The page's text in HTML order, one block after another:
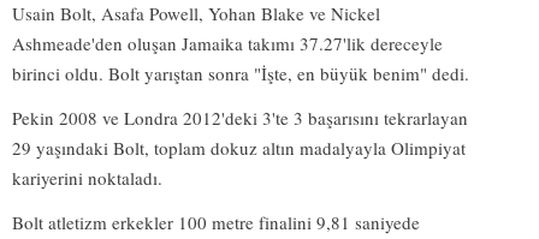
Usain Bolt, Asafa Powell, Yohan Blake ve Nickel
Ashmeade'den oluşan Jamaika takımı 37.27'lik dereceyle
birinci oldu. Bolt yarıştan sonra "İşte, en büyük benim" dedi.
Pekin 2008 ve Londra 2012'deki 3'te 3 başarısını tekrarlayan
29 yaşındaki Bolt, toplam dokuz altın madalyayla Olimpiyat
kariyerini noktaladı.
Bolt atletizm erkekler 100 metre finalini 9,81 saniyede